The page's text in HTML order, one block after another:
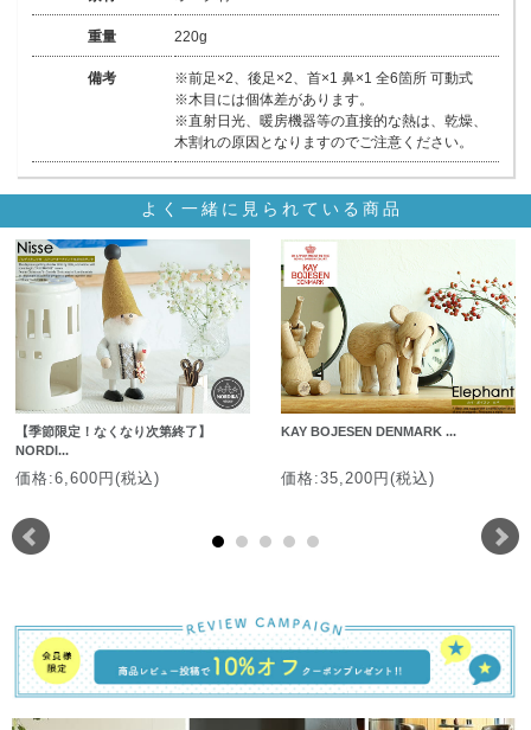
重量 220g
備考
※前足×2、後足×2、首×1 鼻×1 全6箇所 可動式
※木目には個体差があります。
※直射日光、暖房機器等の直接的な熱は、乾燥、
木割れの原因となりますのでご注意ください。
よく一緒に見られている商品
【季節限定！なくなり次第終了】
NORDI...
価格:6,600円(税込)
KAY BOJESEN DENMARK ...
価格:35,200円(税込)